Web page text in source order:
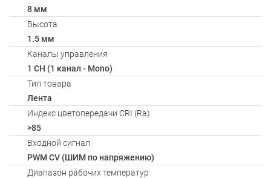
8 мм
Высота
1.5 мм
Каналы управления
1 CH (1 канал - Mono)
Тип товара
Лента
Индекс цветопередачи CRI (Ra)
>85
Входной сигнал
PWM СV (ШИМ по напряжению)
Диапазон рабочих температур